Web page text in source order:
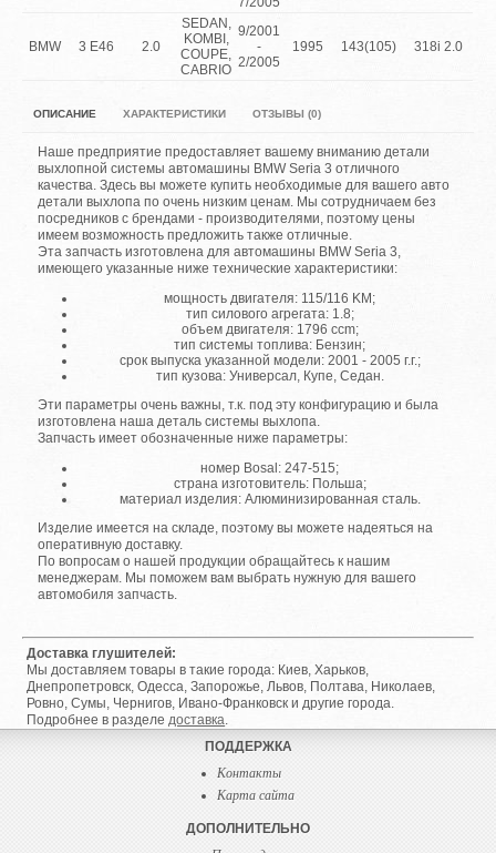
BMW 3 E46 2.0
SEDAN,
KOMBI,
COUPE,
CABRIO
9/2001
-
2/2005
1995 143(105) 318i 2.0
ОПИСАНИЕ ХАРАКТЕРИСТИКИ ОТЗЫВЫ (0)
Наше предприятие предоставляет вашему вниманию детали
выхлопной системы автомашины BMW Seria 3 отличного
качества. Здесь вы можете купить необходимые для вашего авто
детали выхлопа по очень низким ценам. Мы сотрудничаем без
посредников с брендами - производителями, поэтому цены
имеем возможность предложить также отличные.
Эта запчасть изготовлена для автомашины BMW Seria 3,
имеющего указанные ниже технические характеристики:
мощность двигателя: 115/116 KM;
тип силового агрегата: 1.8;
объем двигателя: 1796 ccm;
тип системы топлива: Бензин;
срок выпуска указанной модели: 2001 - 2005 г.г.;
тип кузова: Универсал, Купе, Седан.
Эти параметры очень важны, т.к. под эту конфигурацию и была
изготовлена наша деталь системы выхлопа.
Запчасть имеет обозначенные ниже параметры:
номер Bosal: 247-515;
страна изготовитель: Польша;
материал изделия: Алюминизированная сталь.
Изделие имеется на складе, поэтому вы можете надеяться на
оперативную доставку.
По вопросам о нашей продукции обращайтесь к нашим
менеджерам. Мы поможем вам выбрать нужную для вашего
автомобиля запчасть.
Доставка глушителей:
Мы доставляем товары в такие города: Киев, Харьков,
Днепропетровск, Одесса, Запорожье, Львов, Полтава, Николаев,
Ровно, Сумы, Чернигов, Ивано-Франковск и другие города.
Подробнее в разделедоставка.
ПОДДЕРЖКА
Контакты
Карта сайта
ДОПОЛНИТЕЛЬНО